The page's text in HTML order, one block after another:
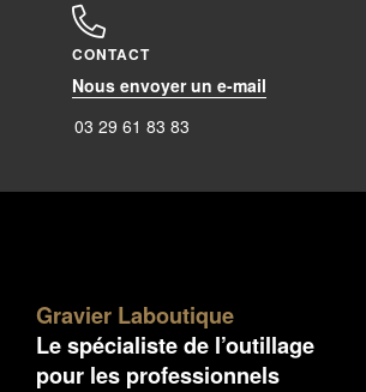
CONTACT
Nous envoyer un e-mail
03 29 61 83 83
Gravier Laboutique
Le spécialiste de l’outillage
pour les professionnels